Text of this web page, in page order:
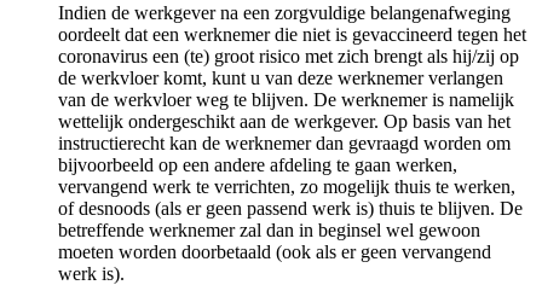
Indien de werkgever na een zorgvuldige belangenafweging
oordeelt dat een werknemer die niet is gevaccineerd tegen het
coronavirus een (te) groot risico met zich brengt als hij/zij op
de werkvloer komt, kunt u van deze werknemer verlangen
van de werkvloer weg te blijven. De werknemer is namelijk
wettelijk ondergeschikt aan de werkgever. Op basis van het
instructierecht kan de werknemer dan gevraagd worden om
bijvoorbeeld op een andere afdeling te gaan werken,
vervangend werk te verrichten, zo mogelijk thuis te werken,
of desnoods (als er geen passend werk is) thuis te blijven. De
betreffende werknemer zal dan in beginsel wel gewoon
moeten worden doorbetaald (ook als er geen vervangend
werk is).